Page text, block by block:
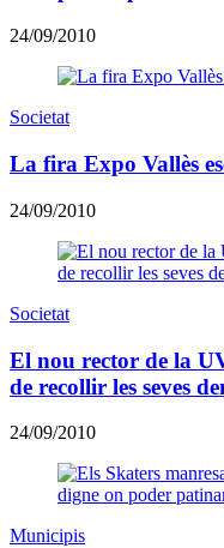
24/09/2010
Societat
La fira Expo Vallès
24/09/2010
Societat
El nou rector de la
de recollir les seves
24/09/2010
Municipis